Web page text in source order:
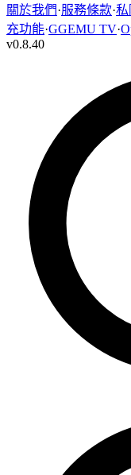
關於我們·服務條款·私
充功能·GGEMU TV·
v0.8.40